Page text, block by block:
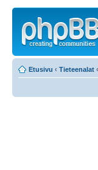
Etusivu ‹ Tieteenalat ‹